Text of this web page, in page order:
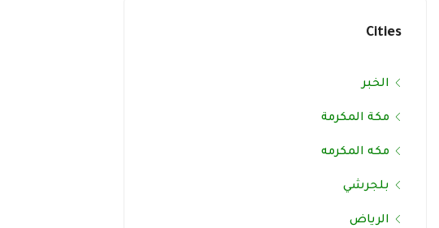
Cities
الخبر
مكة المكرمة
مكه المكرمه
بلجرشي
الرياض